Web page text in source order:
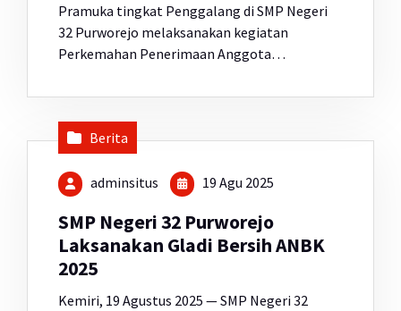
Pramuka tingkat Penggalang di SMP Negeri
32 Purworejo melaksanakan kegiatan
Perkemahan Penerimaan Anggota…
Berita
adminsitus 19 Agu 2025
SMP Negeri 32 Purworejo
Laksanakan Gladi Bersih ANBK
2025
Kemiri, 19 Agustus 2025 — SMP Negeri 32